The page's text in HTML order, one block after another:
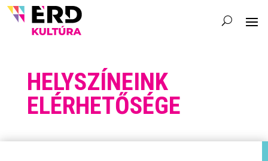
HELYSZÍNEINK
ELÉRHETŐSÉGE